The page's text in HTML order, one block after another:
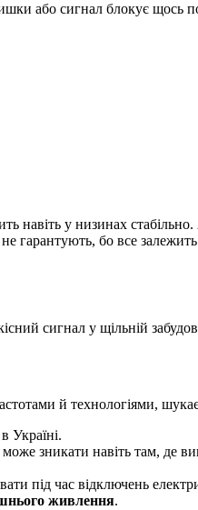
або сигнал блокує щось
у низинах
гарантують, бо все
сигнал у щільній
й технологіями,
Україні.
може зникати навіть там, де
під час відключень
живлення.